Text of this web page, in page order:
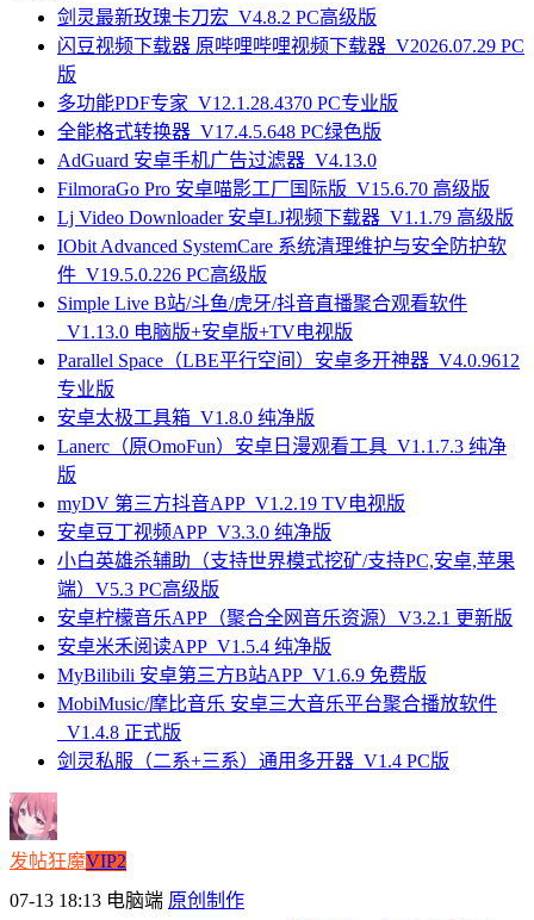
剑灵最新玫瑰卡刀宏_V4.8.2 PC高级版
闪豆视频下载器 原哔哩哔哩视频下载器_V2026.07.29 PC
版
多功能PDF专家_V12.1.28.4370 PC专业版
全能格式转换器_V17.4.5.648 PC绿色版
AdGuard 安卓手机广告过滤器_V4.13.0
FilmoraGo Pro 安卓喵影工厂国际版_V15.6.70 高级版
Lj Video Downloader 安卓LJ视频下载器_V1.1.79 高级版
IObit Advanced SystemCare 系统清理维护与安全防护软
件_V19.5.0.226 PC高级版
Simple Live B站/斗鱼/虎牙/抖音直播聚合观看软件
_V1.13.0 电脑版+安卓版+TV电视版
Parallel Space（LBE平行空间）安卓多开神器_V4.0.9612
专业版
安卓太极工具箱_V1.8.0 纯净版
Lanerc（原OmoFun）安卓日漫观看工具_V1.1.7.3 纯净
版
myDV 第三方抖音APP_V1.2.19 TV电视版
安卓豆丁视频APP_V3.3.0 纯净版
小白英雄杀辅助（支持世界模式挖矿/支持PC,安卓,苹果
端）V5.3 PC高级版
安卓柠檬音乐APP（聚合全网音乐资源）V3.2.1 更新版
安卓米禾阅读APP_V1.5.4 纯净版
MyBilibili 安卓第三方B站APP_V1.6.9 免费版
MobiMusic/摩比音乐 安卓三大音乐平台聚合播放软件
_V1.4.8 正式版
剑灵私服（二系+三系）通用多开器_V1.4 PC版
发帖狂魔VIP2
07-13 18:13 电脑端 原创制作